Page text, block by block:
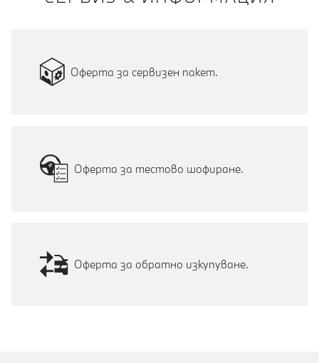
Оферта за сервизен пакет.
Оферта за тестово шофиране.
Оферта за обратно изкупуване.